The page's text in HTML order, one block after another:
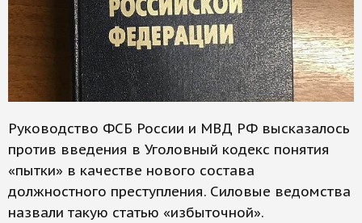
Руководство ФСБ России и МВД РФ высказалось
против введения в Уголовный кодекс понятия
«пытки» в качестве нового состава
должностного преступления. Силовые ведомства
назвали такую статью «избыточной».